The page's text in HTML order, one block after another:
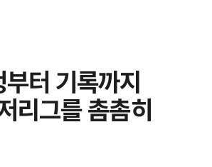
터 기록까지
리그를 촘촘히